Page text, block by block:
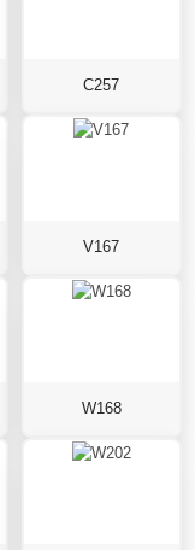
C257
V167
W168